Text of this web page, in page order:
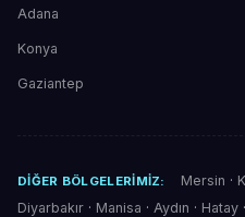
Adana
Konya
Gaziantep
DIĞER BÖLGELERIMIZ: Mersin ·
Diyarbakır · Manisa · Aydın · Hatay ·